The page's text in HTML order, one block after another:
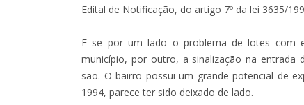
Edital de Notificação, do artigo 7º da lei 3635/
E se por um lado o problema de lotes com
município, por outro, a sinalização na
são. O bairro possui um grande potencial de
1994, parece ter sido deixado de lado.